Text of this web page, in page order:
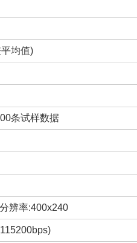
均值)
条试样数据
辨率:400x240